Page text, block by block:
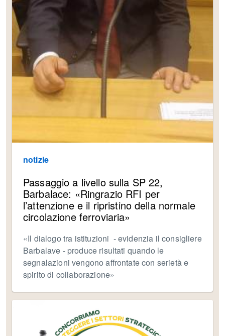
notizie
Passaggio a livello sulla SP 22,
Barbalace: «Ringrazio RFI per
l’attenzione e il ripristino della normale
circolazione ferroviaria»
«Il dialogo tra istituzioni - evidenzia il consigliere
Barbalave - produce risultati quando le
segnalazioni vengono affrontate con serietà e
spirito di collaborazione»